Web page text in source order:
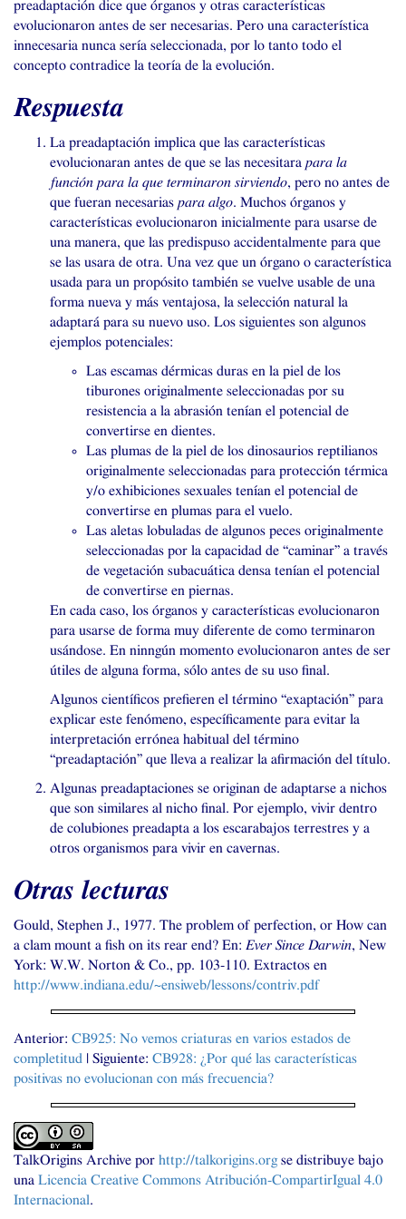
preadaptación dice que órganos y otras características
evolucionaron antes de ser necesarias. Pero una característica
innecesaria nunca sería seleccionada, por lo tanto todo el
concepto contradice la teoría de la evolución.
Respuesta
La preadaptación implica que las características
evolucionaran antes de que se las necesitara para la
función para la que terminaron sirviendo, pero no antes de
que fueran necesarias para algo. Muchos órganos y
características evolucionaron inicialmente para usarse de
una manera, que las predispuso accidentalmente para que
se las usara de otra. Una vez que un órgano o característica
usada para un propósito también se vuelve usable de una
forma nueva y más ventajosa, la selección natural la
adaptará para su nuevo uso. Los siguientes son algunos
ejemplos potenciales:
Las escamas dérmicas duras en la piel de los
tiburones originalmente seleccionadas por su
resistencia a la abrasión tenían el potencial de
convertirse en dientes.
Las plumas de la piel de los dinosaurios reptilianos
originalmente seleccionadas para protección térmica
y/o exhibiciones sexuales tenían el potencial de
convertirse en plumas para el vuelo.
Las aletas lobuladas de algunos peces originalmente
seleccionadas por la capacidad de “caminar” a través
de vegetación subacuática densa tenían el potencial
de convertirse en piernas.
En cada caso, los órganos y características evolucionaron
para usarse de forma muy diferente de como terminaron
usándose. En ninngún momento evolucionaron antes de ser
útiles de alguna forma, sólo antes de su uso final.
Algunos científicos prefieren el término “exaptación” para
explicar este fenómeno, específicamente para evitar la
interpretación errónea habitual del término
“preadaptación” que lleva a realizar la afirmación del título.
Algunas preadaptaciones se originan de adaptarse a nichos
que son similares al nicho final. Por ejemplo, vivir dentro
de colubiones preadapta a los escarabajos terrestres y a
otros organismos para vivir en cavernas.
Otras lecturas
Gould, Stephen J., 1977. The problem of perfection, or How can
a clam mount a fish on its rear end? En: Ever Since Darwin, New
York: W.W. Norton & Co., pp. 103-110. Extractos en
http://www.indiana.edu/~ensiweb/lessons/contriv.pdf
Anterior: CB925: No vemos criaturas en varios estados de
completitud | Siguiente: CB928: ¿Por qué las características
positivas no evolucionan con más frecuencia?
TalkOrigins Archive por http://talkorigins.orgse distribuye bajo
una Licencia Creative Commons Atribución-CompartirIgual 4.0
Internacional.